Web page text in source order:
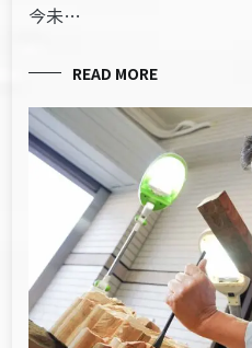
今未…
READ MORE